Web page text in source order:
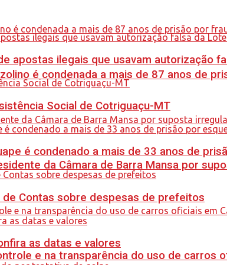
é condenada a mais de 87 anos de
da Câmara de Barra Mansa por
e na transparência do uso de carros
apostas ilegais que usavam autorização
Social de Cotriguaçu-MT
é condenado a mais de 33 anos de
de Contas sobre despesas de prefeitos
as datas e valores